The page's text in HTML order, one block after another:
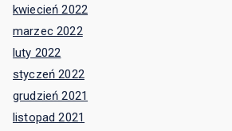
kwiecień 2022
marzec 2022
luty 2022
styczeń 2022
grudzień 2021
listopad 2021